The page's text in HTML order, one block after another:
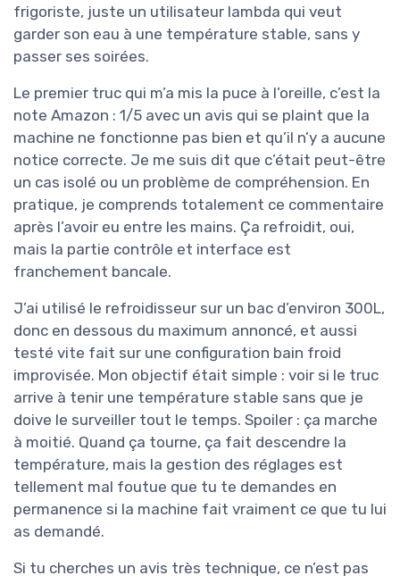
frigoriste, juste un utilisateur lambda qui veut
garder son eau à une température stable, sans y
passer ses soirées.
Le premier truc qui m’a mis la puce à l’oreille, c’est la
note Amazon : 1/5 avec un avis qui se plaint que la
machine ne fonctionne pas bien et qu’il n’y a aucune
notice correcte. Je me suis dit que c’était peut-être
un cas isolé ou un problème de compréhension. En
pratique, je comprends totalement ce commentaire
après l’avoir eu entre les mains. Ça refroidit, oui,
mais la partie contrôle et interface est
franchement bancale.
J’ai utilisé le refroidisseur sur un bac d’environ 300L,
donc en dessous du maximum annoncé, et aussi
testé vite fait sur une configuration bain froid
improvisée. Mon objectif était simple : voir si le truc
arrive à tenir une température stable sans que je
doive le surveiller tout le temps. Spoiler : ça marche
à moitié. Quand ça tourne, ça fait descendre la
température, mais la gestion des réglages est
tellement mal foutue que tu te demandes en
permanence si la machine fait vraiment ce que tu lui
as demandé.
Si tu cherches un avis très technique, ce n’est pas